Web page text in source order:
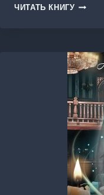
ЧИТАТЬ КНИГУ ЧУЖОЙ